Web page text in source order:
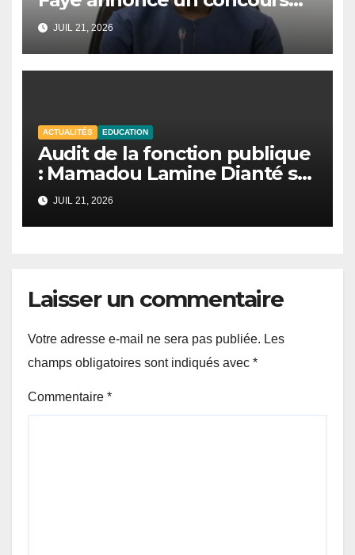
national de mathématiques
et de sciences.
JUIL 21, 2026
ACTUALITÉS EDUCATION
Audit de la fonction publique
: Mamadou Lamine Dianté se
félicite du bon déroulement
des opérations à Thiès
JUIL 21, 2026
Laisser un commentaire
Votre adresse e-mail ne sera pas publiée. Les
champs obligatoires sont indiqués avec *
Commentaire *